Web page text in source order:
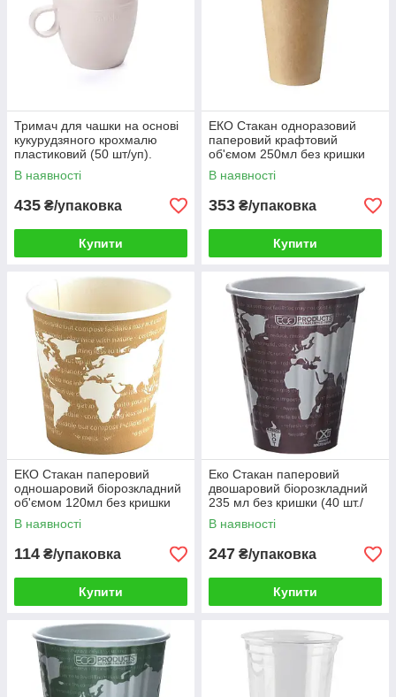
Тримач для чашки на основі
кукурудзяного крохмалю
пластиковий (50 шт/уп).
Багаторазовий Еко Посуд
білий
В наявності
435 ₴/упаковка
Купити
ЕКО Стакан одноразовий
паперовий крафтовий
об'ємом 250мл без кришки
(100шт/уп)
В наявності
353 ₴/упаковка
Купити
ЕКО Стакан паперовий
одношаровий біорозкладний
об'ємом 120мл без кришки
(50 шт/уп)
В наявності
114 ₴/упаковка
Купити
Еко Стакан паперовий
двошаровий біорозкладний
235 мл без кришки (40 шт./
пач.)
В наявності
247 ₴/упаковка
Купити